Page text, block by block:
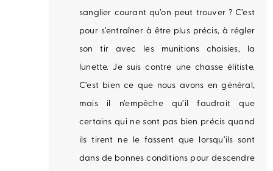
sanglier courant qu’on peut trouver ? C’est
pour s’entraîner à être plus précis, à régler
son tir avec les munitions choisies, la
lunette. Je suis contre une chasse élitiste.
C’est bien ce que nous avons en général,
mais il n’empêche qu’il faudrait que
certains qui ne sont pas bien précis quand
ils tirent ne le fassent que lorsqu’ils sont
dans de bonnes conditions pour descendre